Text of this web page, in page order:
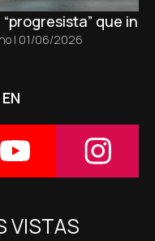
que
| 01/06/2026
VISTAS